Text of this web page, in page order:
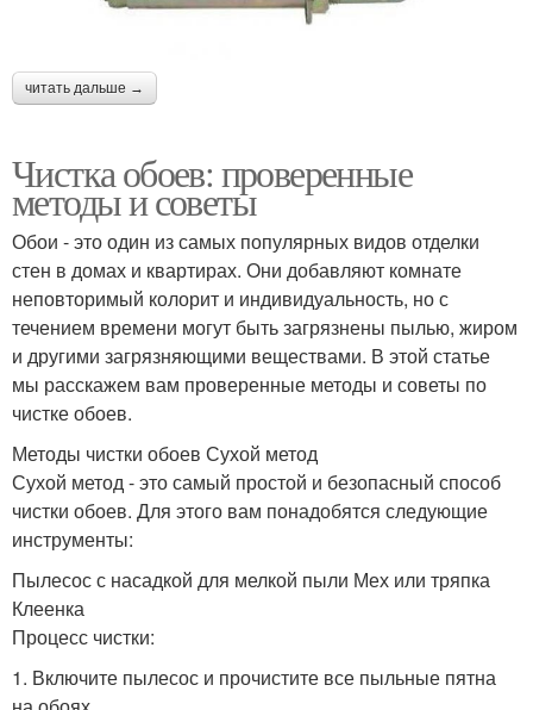
читать дальше →
Чистка обоев: проверенные
методы и советы
Обои - это один из самых популярных видов отделки
стен в домах и квартирах. Они добавляют комнате
неповторимый колорит и индивидуальность, но с
течением времени могут быть загрязнены пылью, жиром
и другими загрязняющими веществами. В этой статье
мы расскажем вам проверенные методы и советы по
чистке обоев.
Методы чистки обоев Сухой метод
Сухой метод - это самый простой и безопасный способ
чистки обоев. Для этого вам понадобятся следующие
инструменты:
Пылесос с насадкой для мелкой пыли Мех или тряпка
Клеенка
Процесс чистки:
1. Включите пылесос и прочистите все пыльные пятна